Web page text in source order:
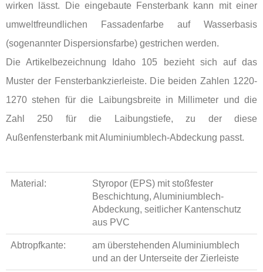
wirken lässt. Die eingebaute Fensterbank kann mit einer
umweltfreundlichen Fassadenfarbe auf Wasserbasis
(sogenannter Dispersionsfarbe) gestrichen werden.
Die Artikelbezeichnung Idaho 105 bezieht sich auf das
Muster der Fensterbankzierleiste. Die beiden Zahlen 1220-
1270 stehen für die Laibungsbreite in Millimeter und die
Zahl 250 für die Laibungstiefe, zu der diese
Außenfensterbank mit Aluminiumblech-Abdeckung passt.
Material:
Styropor (EPS) mit stoßfester
Beschichtung, Aluminiumblech-
Abdeckung, seitlicher Kantenschutz
aus PVC
Abtropfkante:
am überstehenden Aluminiumblech
und an der Unterseite der Zierleiste